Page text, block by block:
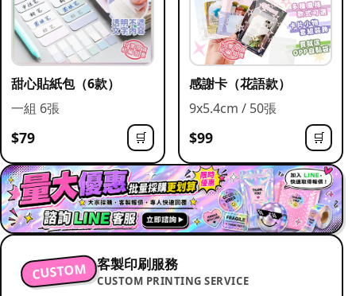
甜心貼紙包（6款）
一組 6張
$79 🛒
感謝卡（花語款）
9x5.4cm / 50張
$99 🛒
CUSTOM 客製印刷服務
CUSTOM PRINTING SERVICE